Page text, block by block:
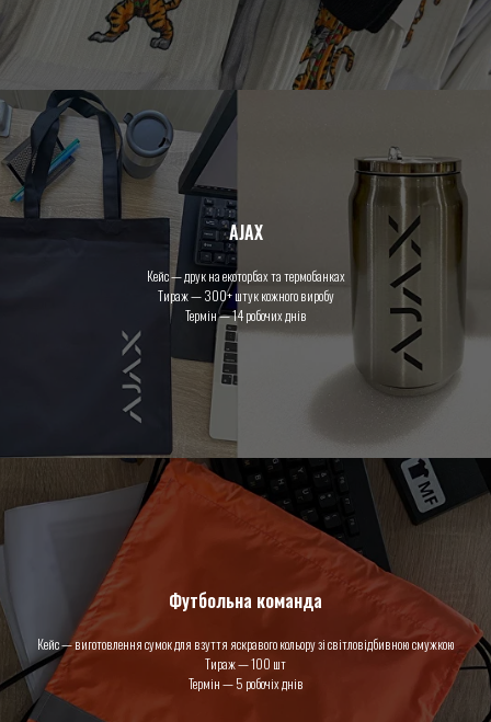
AJAX
Кейс — друк на екоторбах та термобанках
Тираж — 300+ штук кожного виробу
Термін — 14 робочих днів
Футбольна команда
Кейс — виготовлення сумок для взуття яскравого кольору зі світловідбивною смужкою
Тираж — 100 шт
Термін — 5 робочіх днів